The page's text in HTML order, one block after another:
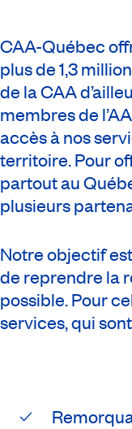
CAA-Québec
plus de 1,3
de la CAA
membres de
accès à nos
territoire. Pour
partout au
plusieurs
Notre objectif
de reprendre la
possible. Pour
services, qui